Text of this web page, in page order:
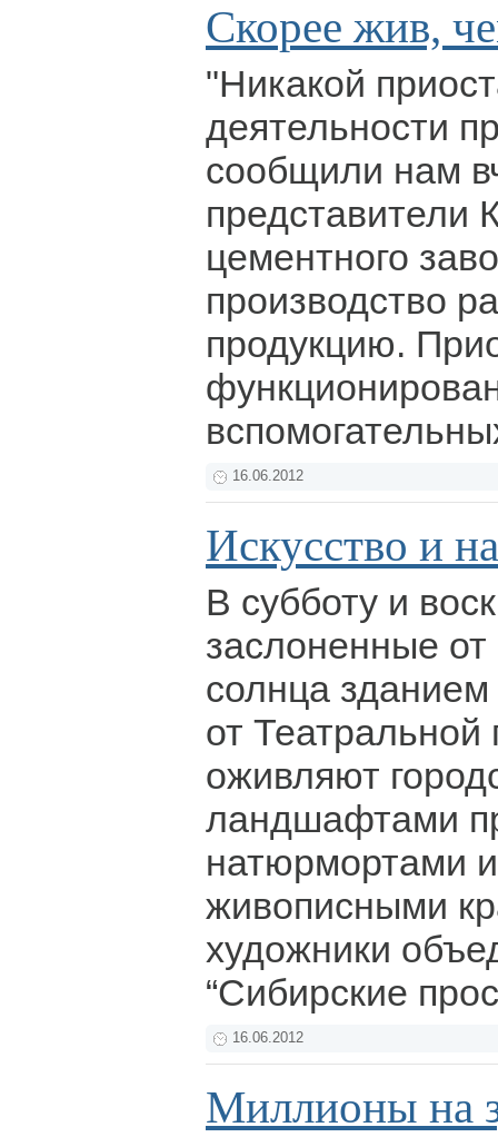
Скорее жив,
"Никакой
деятельности
сообщили нам
представители
цементного
производство
продукцию.
16.06.2012
Искусство и
В субботу и
заслоненные
солнца
от
оживляют
ландшафтами
натюрмортами
живописными
художники
“Сибирские
16.06.2012
Миллионы на